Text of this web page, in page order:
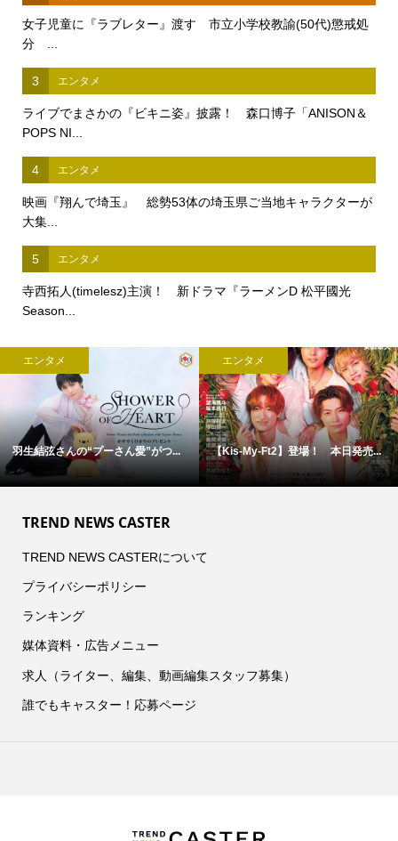
女子児童に『ラブレター』渡す 市立小学校教諭(50代)懲戒処
分 ...
3 エンタメ
ライブでまさかの『ビキニ姿』披露！ 森口博子「ANISON＆
POPS NI...
4 エンタメ
映画『翔んで埼玉』 総勢53体の埼玉県ご当地キャラクターが
大集...
5 エンタメ
寺西拓人(timelesz)主演！ 新ドラマ『ラーメンD 松平國光
Season...
エンタメ
羽生結弦さんの“プーさん愛”がつ...
エンタメ
【Kis-My-Ft2】登場！ 本日発売...
TREND NEWS CASTER
TREND NEWS CASTERについて
プライバシーポリシー
ランキング
媒体資料・広告メニュー
求人（ライター、編集、動画編集スタッフ募集）
誰でもキャスター！応募ページ